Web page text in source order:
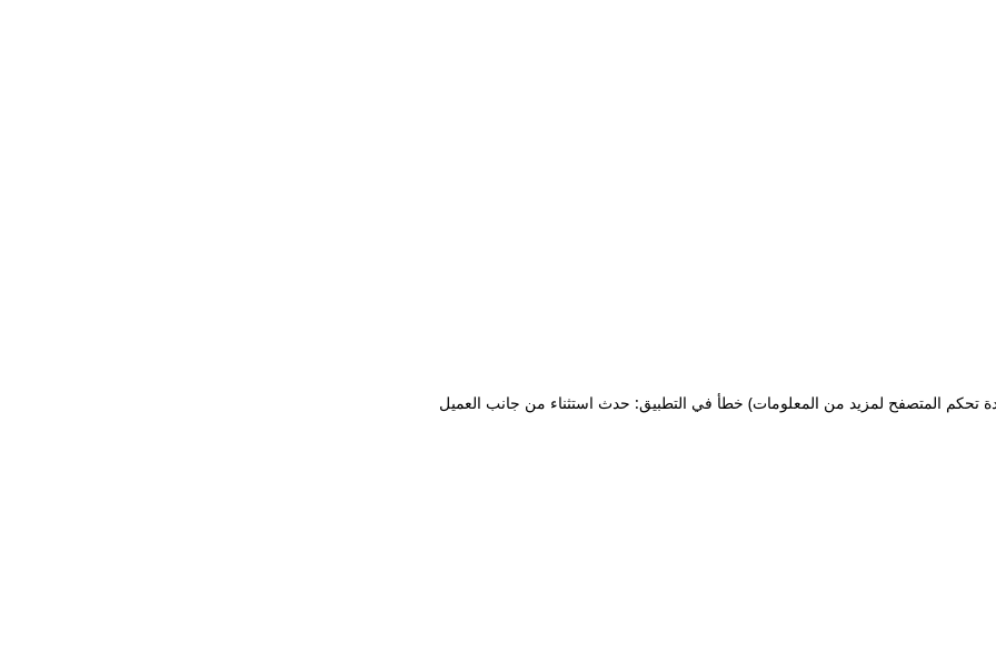
خطأ في التطبيق: حدث استثناء من جانب العميل تحكم المتصفح لمزيد من المعلومات)